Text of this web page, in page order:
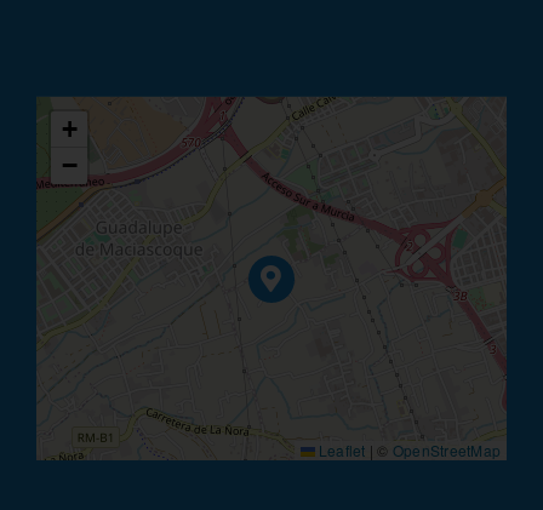
+
−
Leaflet | © OpenStreetMap